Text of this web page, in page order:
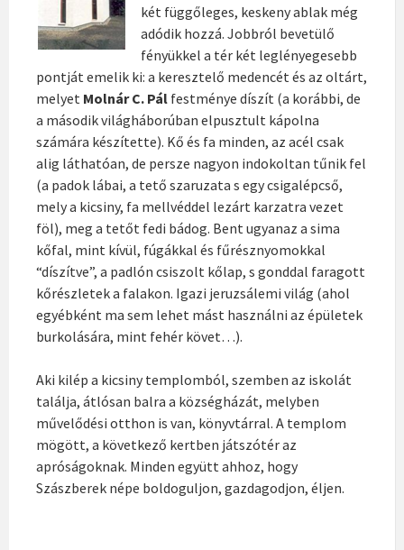
két függőleges, keskeny ablak még
adódik hozzá. Jobbról bevetülő
fényükkel a tér két leglényegesebb
pontját emelik ki: a keresztelő medencét és az oltárt,
melyet Molnár C. Pál festménye díszít (a korábbi, de
a második világháborúban elpusztult kápolna
számára készítette). Kő és fa minden, az acél csak
alig láthatóan, de persze nagyon indokoltan tűnik fel
(a padok lábai, a tető szaruzata s egy csigalépcső,
mely a kicsiny, fa mellvéddel lezárt karzatra vezet
föl), meg a tetőt fedi bádog. Bent ugyanaz a sima
kőfal, mint kívül, fúgákkal és fűrésznyomokkal
“díszítve”, a padlón csiszolt kőlap, s gonddal faragott
kőrészletek a falakon. Igazi jeruzsálemi világ (ahol
egyébként ma sem lehet mást használni az épületek
burkolására, mint fehér követ…).
Aki kilép a kicsiny templomból, szemben az iskolát
találja, átlósan balra a községházát, melyben
művelődési otthon is van, könyvtárral. A templom
mögött, a következő kertben játszótér az
apróságoknak. Minden együtt ahhoz, hogy
Szászberek népe boldoguljon, gazdagodjon, éljen.